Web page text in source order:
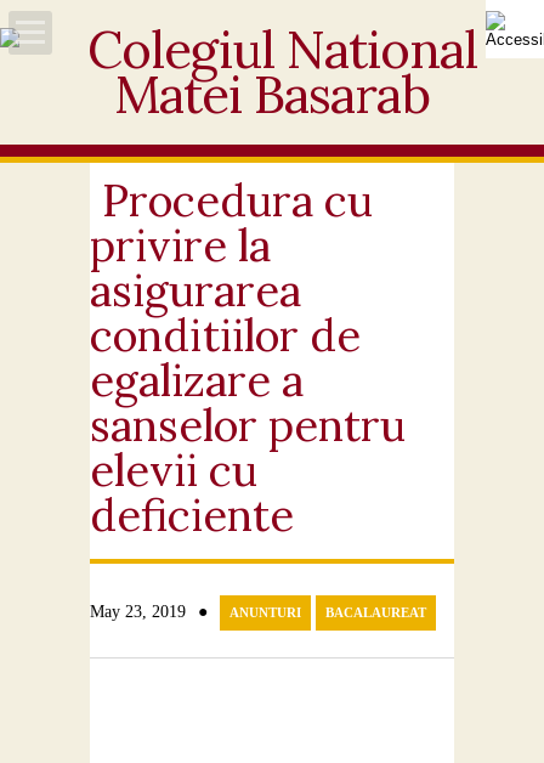
Acasă
Noutăți
Personal
Activități educative
Elevi
Ofertă
Procedura cu
privire la
asigurarea
conditiilor de
egalizare a
sanselor pentru
elevii cu
deficiente
May 23, 2019 ● ANUNTURI BACALAUREAT